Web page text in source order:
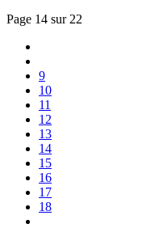
Page 14 sur 22
9
10
11
12
13
14
15
16
17
18